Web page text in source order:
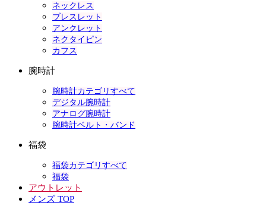
ネックレス
ブレスレット
アンクレット
ネクタイピン
カフス
腕時計
腕時計カテゴリすべて
デジタル腕時計
アナログ腕時計
腕時計ベルト・バンド
福袋
福袋カテゴリすべて
福袋
アウトレット
メンズ TOP